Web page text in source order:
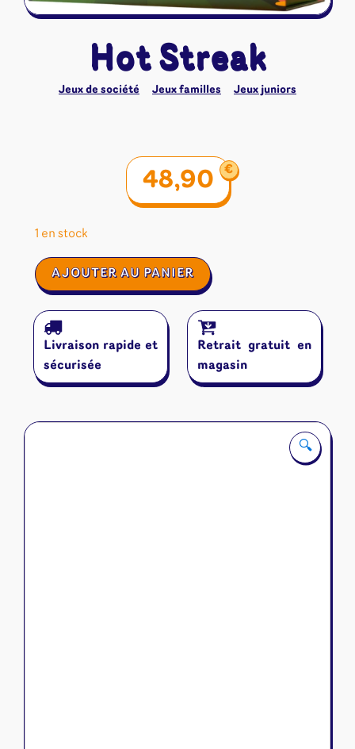
Autres
Tapis de jeu
🔍
Hot Streak
Jeux de société Jeux familles Jeux juniors
48,90 €
1 en stock
quantité
de
Streak
AJOUTER AU PANIER
Livraison rapide et
sécurisée
Retrait gratuit en
magasin